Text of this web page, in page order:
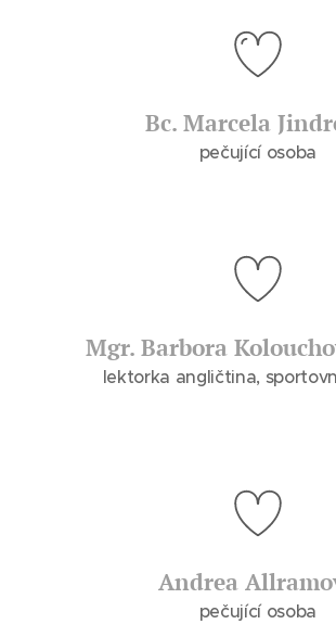
Bc. Marcela
pečující osoba
Mgr. Barbora
lektorka angličtina,
Andrea
pečující osoba